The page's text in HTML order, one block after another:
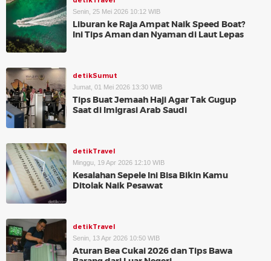
Senin, 25 Mei 2026 10:12 WIB
Liburan ke Raja Ampat Naik Speed Boat?
Ini Tips Aman dan Nyaman di Laut Lepas
detikSumut
Jumat, 01 Mei 2026 13:30 WIB
Tips Buat Jemaah Haji Agar Tak Gugup
Saat di Imigrasi Arab Saudi
detikTravel
Minggu, 19 Apr 2026 12:10 WIB
Kesalahan Sepele Ini Bisa Bikin Kamu
Ditolak Naik Pesawat
detikTravel
Senin, 13 Apr 2026 10:50 WIB
Aturan Bea Cukai 2026 dan Tips Bawa